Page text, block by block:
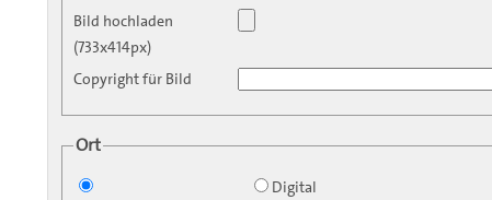
Bild hochladen
(733x414px)
Copyright für Bild
Ort
Digital